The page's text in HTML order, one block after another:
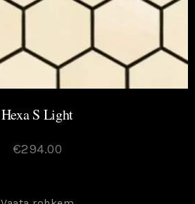
Hexa S Light
€294.00